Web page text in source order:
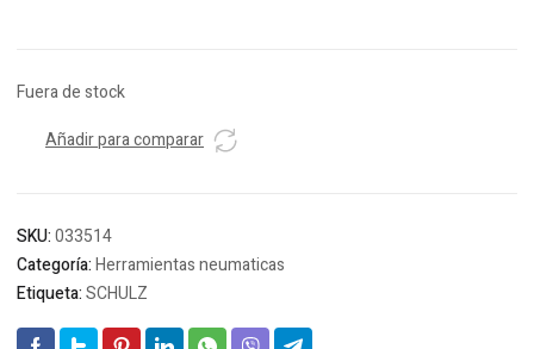
Fuera de stock
Añadir para comparar
SKU:033514
Categoría:Herramientas neumaticas
Etiqueta:SCHULZ